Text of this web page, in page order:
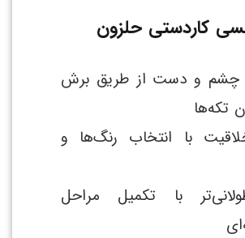
کاردستی حلزون
چشم و دست از طریق برش
تکه‌ها
با انتخاب رنگ‌ها و
با تکمیل مراحل